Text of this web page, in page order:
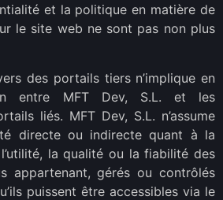
et la politique en matière de
le site web ne sont pas non plus
des portails tiers n’implique en
entre MFT Dev, S.L. et les
liés. MFT Dev, S.L. n’assume
directe ou indirecte quant à la
la qualité ou la fiabilité des
appartenant, gérés ou contrôlés
puissent être accessibles via le